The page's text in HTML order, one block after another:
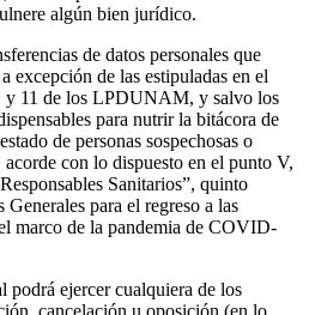
algún bien jurídico.
de datos personales que
excepción de las estipuladas en el
y 11 de los LPDUNAM, y salvo los
para nutrir la bitácora de
de personas sospechosas o
con lo dispuesto en el punto V,
Sanitarios”, quinto
para el regreso a las
marco de la pandemia de COVID-
podrá ejercer cualquiera de los